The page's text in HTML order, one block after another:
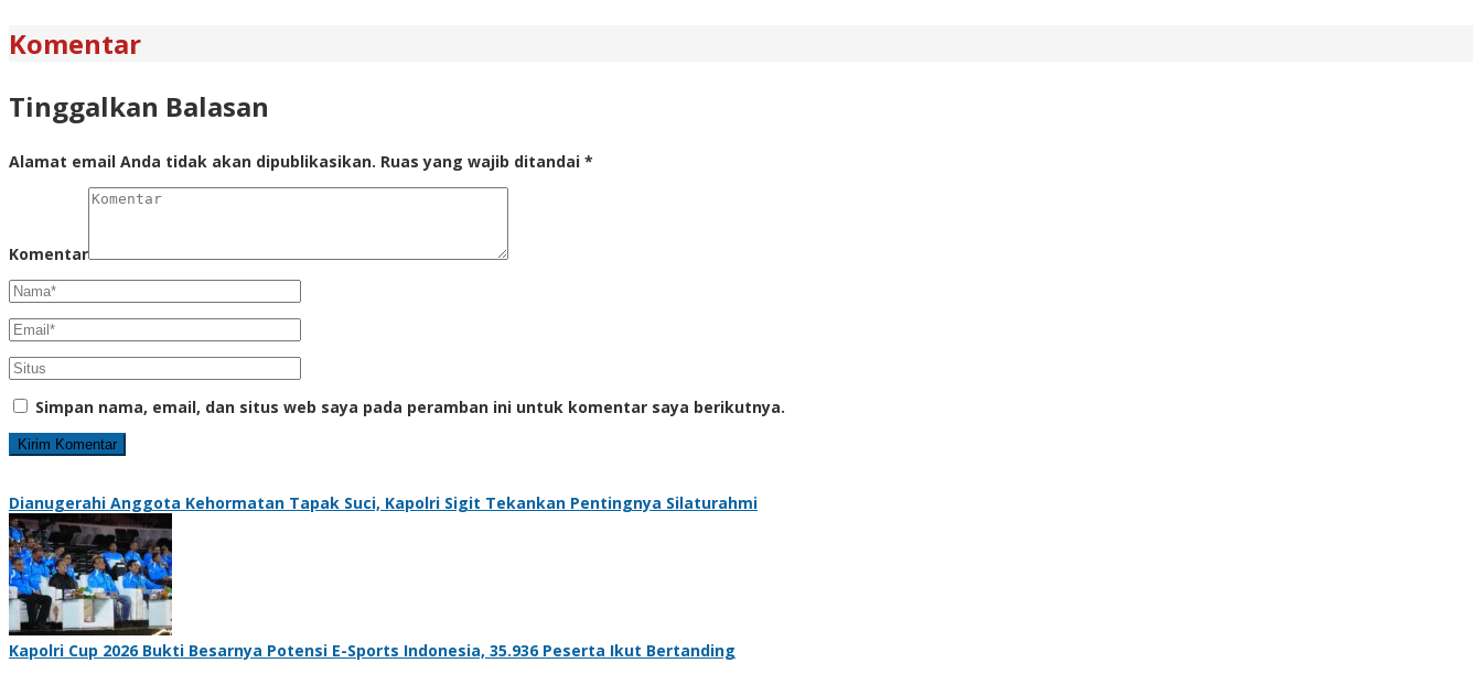
Komentar
Tinggalkan Balasan
Alamat email Anda tidak akan dipublikasikan. Ruas yang wajib ditandai *
Komentar
Simpan nama, email, dan situs web saya pada peramban ini untuk komentar saya berikutnya.
Dianugerahi Anggota Kehormatan Tapak Suci, Kapolri Sigit Tekankan Pentingnya Silaturahmi
Kapolri Cup 2026 Bukti Besarnya Potensi E-Sports Indonesia, 35.936 Peserta Ikut Bertanding